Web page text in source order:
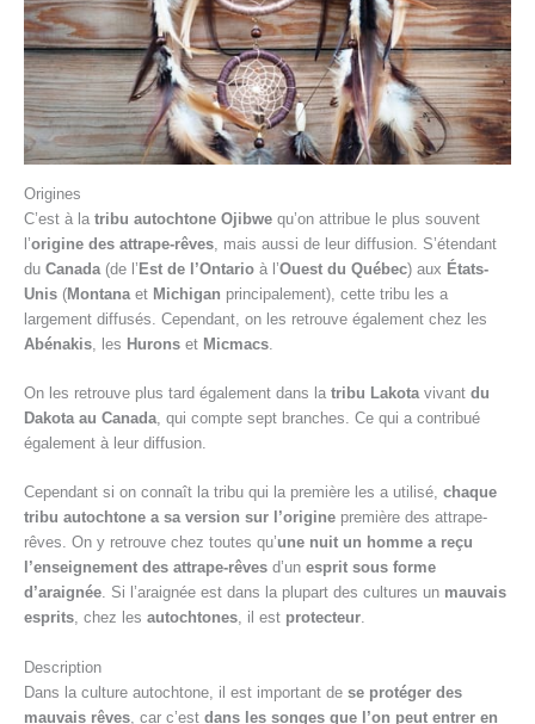
Origines
C’est à la tribu autochtone Ojibwe qu’on attribue le plus souvent
l’origine des attrape-rêves , mais aussi de leur diffusion. S’étendant
du Canada (de l’Est de l’Ontario à l’Ouest du Québec) aux États-
Unis (Montana et Michigan principalement), cette tribu les a
largement diffusés. Cependant, on les retrouve également chez les
Abénakis , les Hurons et Micmacs
On les retrouve plus tard également dans la tribu Lakota vivant du
Dakota au Canada , qui compte sept branches. Ce qui a contribué
également à leur diffusion.
Cependant si on connaît la tribu qui la première les a utilisé, chaque
tribu autochtone a sa version sur l’origine première des attrape-
rêves. On y retrouve chez toutes qu’une nuit un homme a reçu
l’enseignement des attrape-rêves d’un esprit sous forme
d’araignée. Si l’araignée est dans la plupart des cultures un mauvais
esprits, chez les autochtones, il est protecteur.
Description
Dans la culture autochtone, il est important de se protéger des
mauvais rêves , car c’est dans les songes que l’on peut entrer en